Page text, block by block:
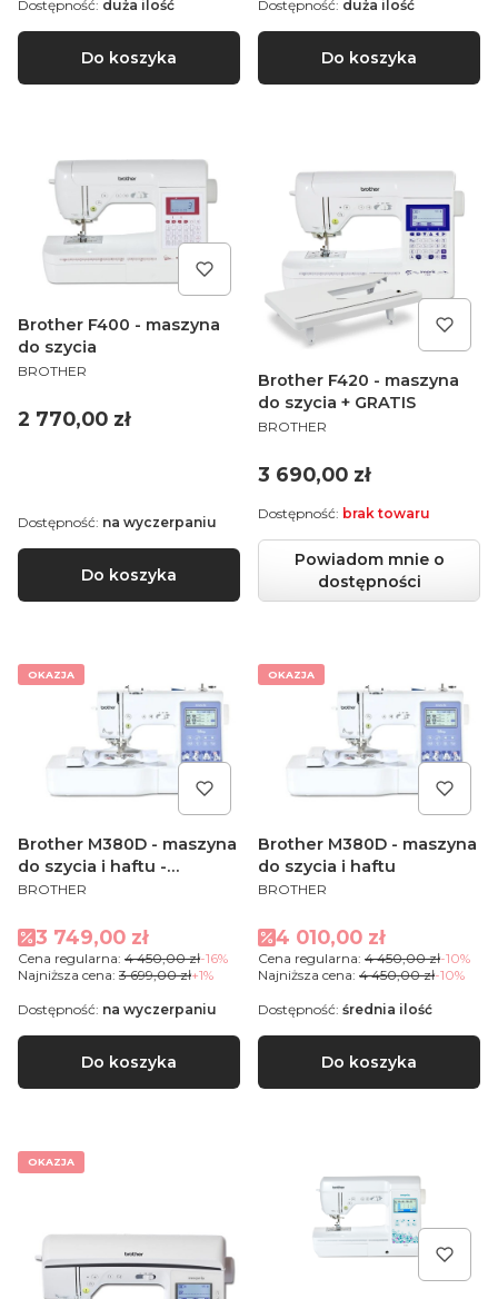
Do koszyka
Dostępność: duża ilość
Do koszyka
Dostępność: duża ilość
Brother F400 - maszyna
do szycia
PRODUCENT
BROTHER
Cena
2 770,00 zł
Do koszyka
Dostępność: na wyczerpaniu
Brother F420 - maszyna
do szycia + GRATIS
PRODUCENT
BROTHER
Cena
3 690,00 zł
Powiadom mnie o
dostępności
Dostępność: brak towaru
OKAZJA
Brother M380D - maszyna
do szycia i haftu -
OUTLET
PRODUCENT
BROTHER
Cena promocyjna
3 749,00 zł
Cena regularna: 4 450,00 zł-16%
Najniższa cena: 3 699,00 zł+1%
Do koszyka
Dostępność: na wyczerpaniu
OKAZJA
Brother M380D - maszyna
do szycia i haftu
PRODUCENT
BROTHER
Cena promocyjna
4 010,00 zł
Cena regularna: 4 450,00 zł-10%
Najniższa cena: 4 450,00 zł-10%
Do koszyka
Dostępność: średnia ilość
OKAZJA